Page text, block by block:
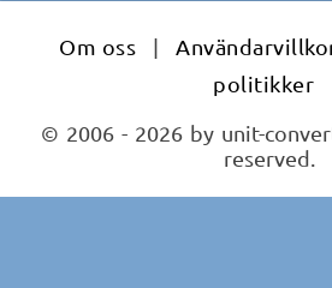
Om oss |
politikker
© 2006 - 2026 by unit-
reserved.